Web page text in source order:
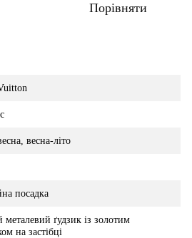
Порівняти
весна-літо
посадка
металевий ґудзик із золотим
на застібці